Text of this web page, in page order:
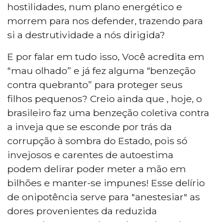
hostilidades, num plano energético e
morrem para nos defender, trazendo para
si a destrutividade a nós dirigida?
E por falar em tudo isso, Você acredita em
“mau olhado” e já fez alguma “benzeção
contra quebranto” para proteger seus
filhos pequenos? Creio ainda que , hoje, o
brasileiro faz uma benzeção coletiva contra
a inveja que se esconde por trás da
corrupção à sombra do Estado, pois só
invejosos e carentes de autoestima
podem delirar poder meter a mão em
bilhões e manter-se impunes! Esse delírio
de onipotência serve para "anestesiar" as
dores provenientes da reduzida